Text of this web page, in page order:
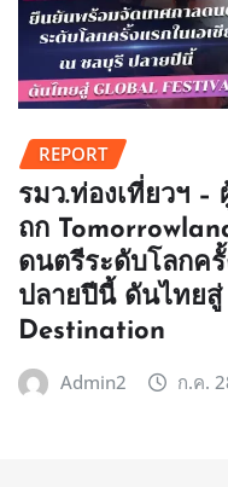
REPORT
รมว.ท่องเที่ยวฯ –
ถก
ดนตรีระดับโลกค
ปลายปีนี้ ดันไทย
Destination
Admin2 ก.ค.